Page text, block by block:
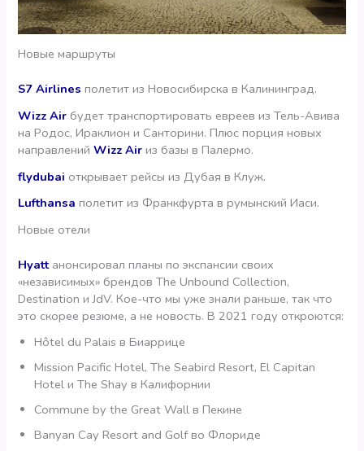
Новые маршруты
S7 Airlines полетит из Новосибирска в Калининград.
Wizz Air будет транспортировать евреев из Тель-Авива
на Родос, Ираклион и Санторини. Плюс порция новых
направленийWizz Air из базы в Палермо.
flydubai открывает рейсы из Дубая в Клуж.
Lufthansa полетит из Франкфурта в румынский Иаси.
Новые отели
Hyattанонсировал планы по экспансии своих
«независимых» брендов The Unbound Collection,
Destination и JdV. Кое-что мы уже знали раньше, так что
это скорее резюме, а не новость. В 2021 году откроются:
Hôtel du Palais в Биаррице
Mission Pacific Hotel, The Seabird Resort, El Capitan
Hotel и The Shay в Калифорнии
Commune by the Great Wall в Пекине
Banyan Cay Resort and Golf во Флориде